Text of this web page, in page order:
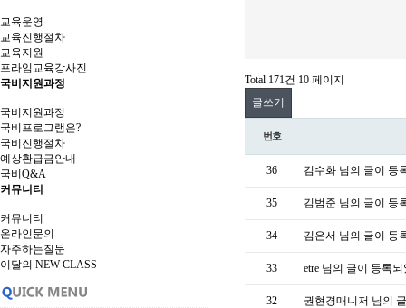
교육운영
교육진행절차
교육지원
프라임교육강사진
국비지원과정
국비지원과정
국비프로그램은?
국비진행절차
예상환급금안내
국비Q&A
커뮤니티
커뮤니티
온라인문의
자주하는질문
이달의 NEW CLASS
Total 171건 10 페이지
글쓰기
번호
36 김수화 님의 글이 등
35 김범준 님의 글이 등
34 김은서 님의 글이 등
33 etre 님의 글이 등록
32 권현경매니저 님의